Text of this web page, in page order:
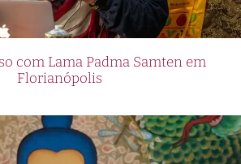
com Lama Padma Samten em
Florianópolis